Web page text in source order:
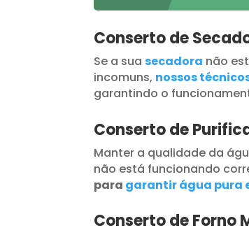
Conserto de
Se a suasecadora não
incomuns, nossos
garantindo o
Conserto de
Manter a qualidade da
não está funcionando
para garantir água pura
Conserto de Forno